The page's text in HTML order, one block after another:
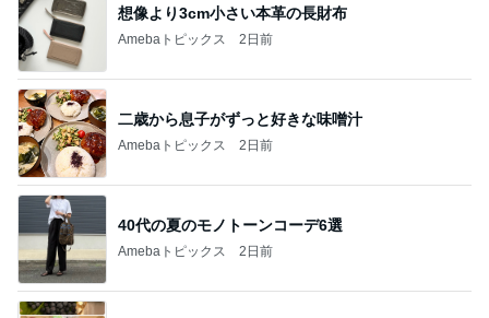
想像より3cm小さい本革の長財布
Amebaトピックス 2日前
二歳から息子がずっと好きな味噌汁
Amebaトピックス 2日前
40代の夏のモノトーンコーデ6選
Amebaトピックス 2日前